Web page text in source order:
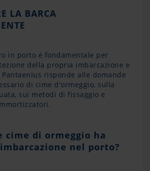
LA BARCA
in porto è fondamentale per
della propria imbarcazione e
risponde alle domande
di cime d'ormeggio, sulla
sui metodi di fissaggio e
cime di ormeggio ha
nel porto?